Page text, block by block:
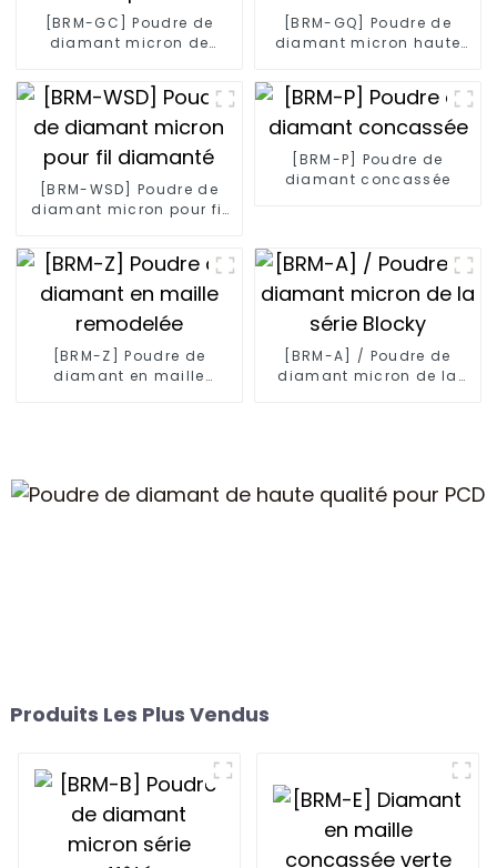
[BRM-GC] Poudre de
diamant micron de
[BRM-GQ] Poudre de
diamant micron haute
[BRM-WSD] Poudre de
diamant micron pour fil
[BRM-P] Poudre de
diamant concassée
[BRM-Z] Poudre de
diamant en maille
[BRM-A] / Poudre de
diamant micron de la
Produits Les Plus Vendus